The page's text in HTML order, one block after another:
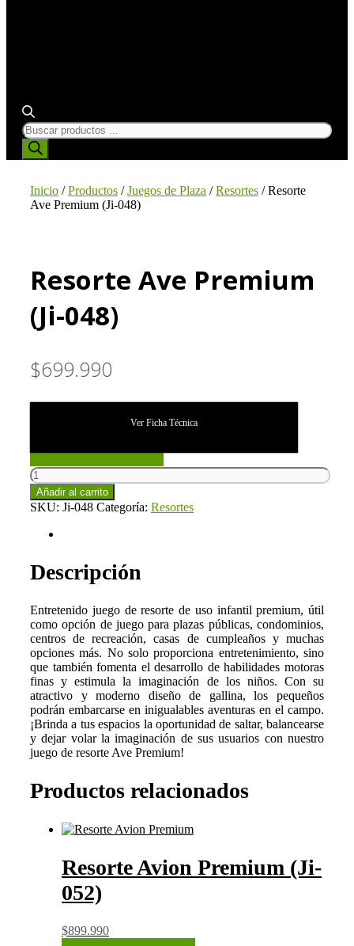
BÚSQUEDA
DE
PRODUCTOS
Inicio /Productos /Juegos de Plaza /Resortes / Resorte
Ave Premium (Ji-048)
Resorte Ave Premium
(Ji-048)
$699.990
Ver Ficha Técnica
Resorte
Ave
Premium
(Ji-
048)
Añadir al carrito
SKU: Ji-048 Categoría: Resortes
Descripción
Entretenido juego de resorte de uso infantil premium, útil
como opción de juego para plazas públicas, condominios,
centros de recreación, casas de cumpleaños y muchas
opciones más. No solo proporciona entretenimiento, sino
que también fomenta el desarrollo de habilidades motoras
finas y estimula la imaginación de los niños. Con su
atractivo y moderno diseño de gallina, los pequeños
podrán embarcarse en inigualables aventuras en el campo.
¡Brinda a tus espacios la oportunidad de saltar, balancearse
y dejar volar la imaginación de sus usuarios con nuestro
juego de resorte Ave Premium!
Productos relacionados
Resorte Avion Premium (Ji-
052)
$899.990